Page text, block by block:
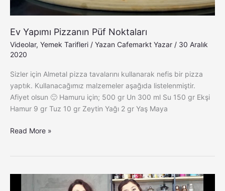
Ev Yapımı Pizzanın Püf Noktaları
Videolar, Yemek Tarifleri / Yazan Cafemarkt Yazar / 30 Aralık
2020
Sizler için Almetal pizza tavalarını kullanarak nefis bir pizza
yaptık. Kullanacağımız malzemeler aşağıda listelenmiştir.
Afiyet olsun 🙂 Hamuru için; 500 gr Un 300 ml Su 150 gr Ekşi
Hamur 9 gr Tuz 10 gr Zeytin Yağı 2 gr Yaş Maya
Read More »